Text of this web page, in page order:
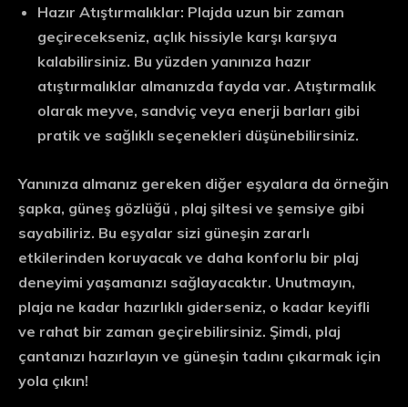
Hazır Atıştırmalıklar: Plajda uzun bir zaman
geçirecekseniz, açlık hissiyle karşı karşıya
kalabilirsiniz. Bu yüzden yanınıza hazır
atıştırmalıklar almanızda fayda var. Atıştırmalık
olarak meyve, sandviç veya enerji barları gibi
pratik ve sağlıklı seçenekleri düşünebilirsiniz.
Yanınıza almanız gereken diğer eşyalara da örneğin
şapka, güneş gözlüğü , plaj şiltesi ve şemsiye gibi
sayabiliriz. Bu eşyalar sizi güneşin zararlı
etkilerinden koruyacak ve daha konforlu bir plaj
deneyimi yaşamanızı sağlayacaktır. Unutmayın,
plaja ne kadar hazırlıklı giderseniz, o kadar keyifli
ve rahat bir zaman geçirebilirsiniz. Şimdi, plaj
çantanızı hazırlayın ve güneşin tadını çıkarmak için
yola çıkın!